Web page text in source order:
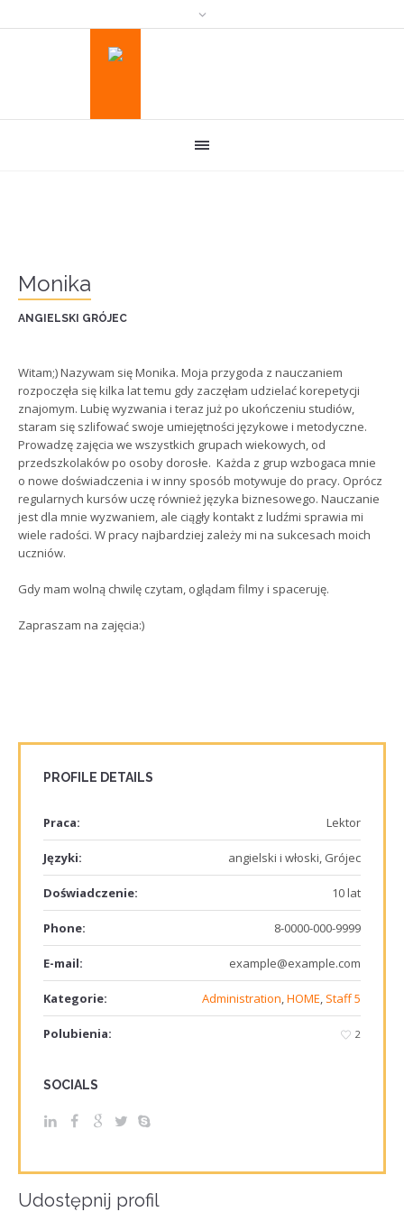
Monika
ANGIELSKI GRÓJEC
Witam;) Nazywam się Monika. Moja przygoda z nauczaniem
rozpoczęła się kilka lat temu gdy zaczęłam udzielać korepetycji
znajomym. Lubię wyzwania i teraz już po ukończeniu studiów,
staram się szlifować swoje umiejętności językowe i metodyczne.
Prowadzę zajęcia we wszystkich grupach wiekowych, od
przedszkolaków po osoby dorosłe. Każda z grup wzbogaca mnie
o nowe doświadczenia i w inny sposób motywuje do pracy. Oprócz
regularnych kursów uczę również języka biznesowego. Nauczanie
jest dla mnie wyzwaniem, ale ciągły kontakt z ludźmi sprawia mi
wiele radości. W pracy najbardziej zależy mi na sukcesach moich
uczniów.
Gdy mam wolną chwilę czytam, oglądam filmy i spaceruję.
Zapraszam na zajęcia:)
PROFILE DETAILS
Praca: Lektor
Języki: angielski i włoski, Grójec
Doświadczenie: 10 lat
Phone: 8-0000-000-9999
E-mail: example@example.com
Kategorie: Administration,HOME, Staff 5
Polubienia: 2
SOCIALS
Udostępnij profil